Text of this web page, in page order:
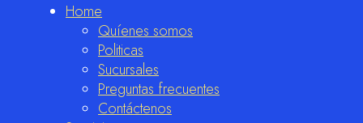
Home
Quíenes somos
Politicas
Sucursales
Preguntas frecuentes
Contáctenos